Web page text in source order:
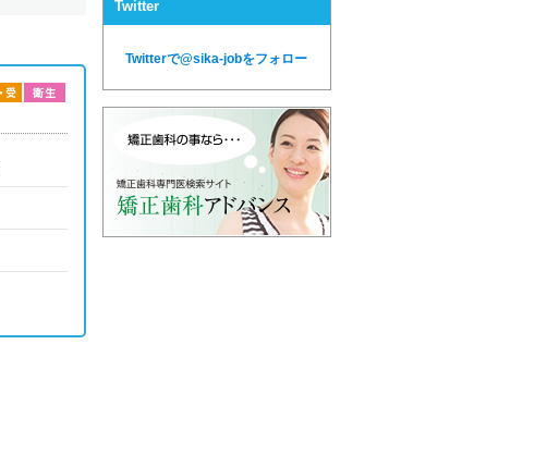
Twitter
Twitterで@sika-jobをフォロー